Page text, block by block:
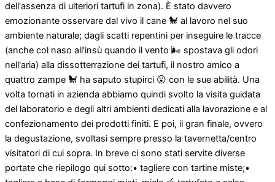
dell'assenza di ulteriori tartufi in zona). È stato davvero
emozionante osservare dal vivo il cane 🐩 al lavoro nel suo
ambiente naturale; dagli scatti repentini per inseguire le tracce
(anche col naso all'insù quando il vento 🌬 spostava gli odori
nell'aria) alla dissotterrazione dei tartufi, il nostro amico a
quattro zampe 🐩 ha saputo stupirci 😮 con le sue abilità. Una
volta tornati in azienda abbiamo quindi svolto la visita guidata
del laboratorio e degli altri ambienti dedicati alla lavorazione e al
confezionamento dei prodotti finiti. E poi, il gran finale, ovvero
la degustazione, svoltasi sempre presso la tavernetta/centro
visitatori di cui sopra. In breve ci sono stati servite diverse
portate che riepilogo qui sotto:• tagliere con tartine miste;•